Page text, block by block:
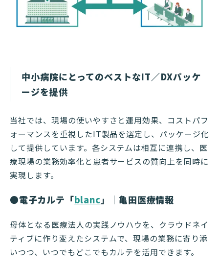
中小病院にとってのベストなIT／DXパッケ
ージを提供
当社では、現場の使いやすさと運用効果、コストパフ
ォーマンスを重視したIT製品を選定し、パッケージ化
して提供しています。各システムは相互に連携し、医
療現場の業務効率化と患者サービスの質向上を同時に
実現します。
●電子カルテ「blanc」｜亀田医療情報
母体となる医療法人の実践ノウハウを、クラウドネイ
ティブに作り変えたシステムで、現場の業務に寄り添
いつつ、いつでもどこでもカルテを活用できます。